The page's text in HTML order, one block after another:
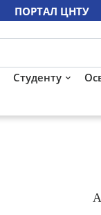
ПОРТАЛ ЦНТУ
Студенту